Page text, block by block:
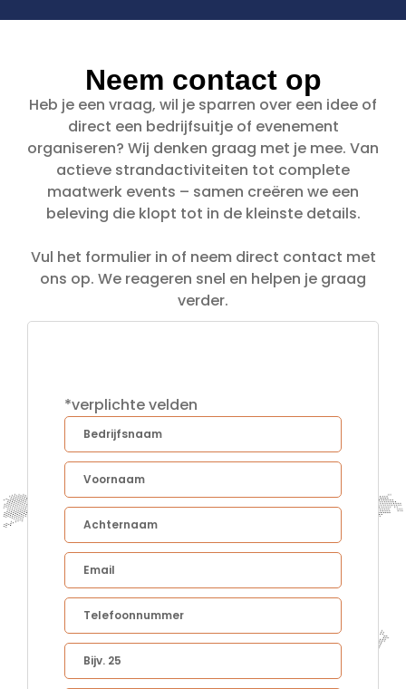
Neem contact op
Heb je een vraag, wil je sparren over een idee of
direct een bedrijfsuitje of evenement
organiseren? Wij denken graag met je mee. Van
actieve strandactiviteiten tot complete
maatwerk events – samen creëren we een
beleving die klopt tot in de kleinste details.
Vul het formulier in of neem direct contact met
ons op. We reageren snel en helpen je graag
verder.
*verplichte velden